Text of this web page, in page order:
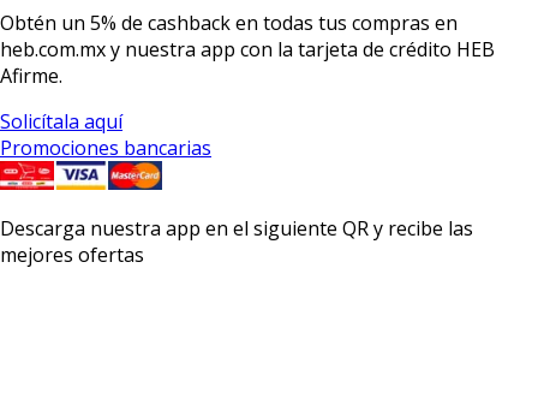
Obtén un 5% de cashbacken todas tus compras en
heb.com.mx y nuestra app con la tarjeta de crédito HEB
Afirme.
Solicítala aquí
Promociones bancarias
Descarga nuestra app en el siguiente QR y recibe las
mejores ofertas